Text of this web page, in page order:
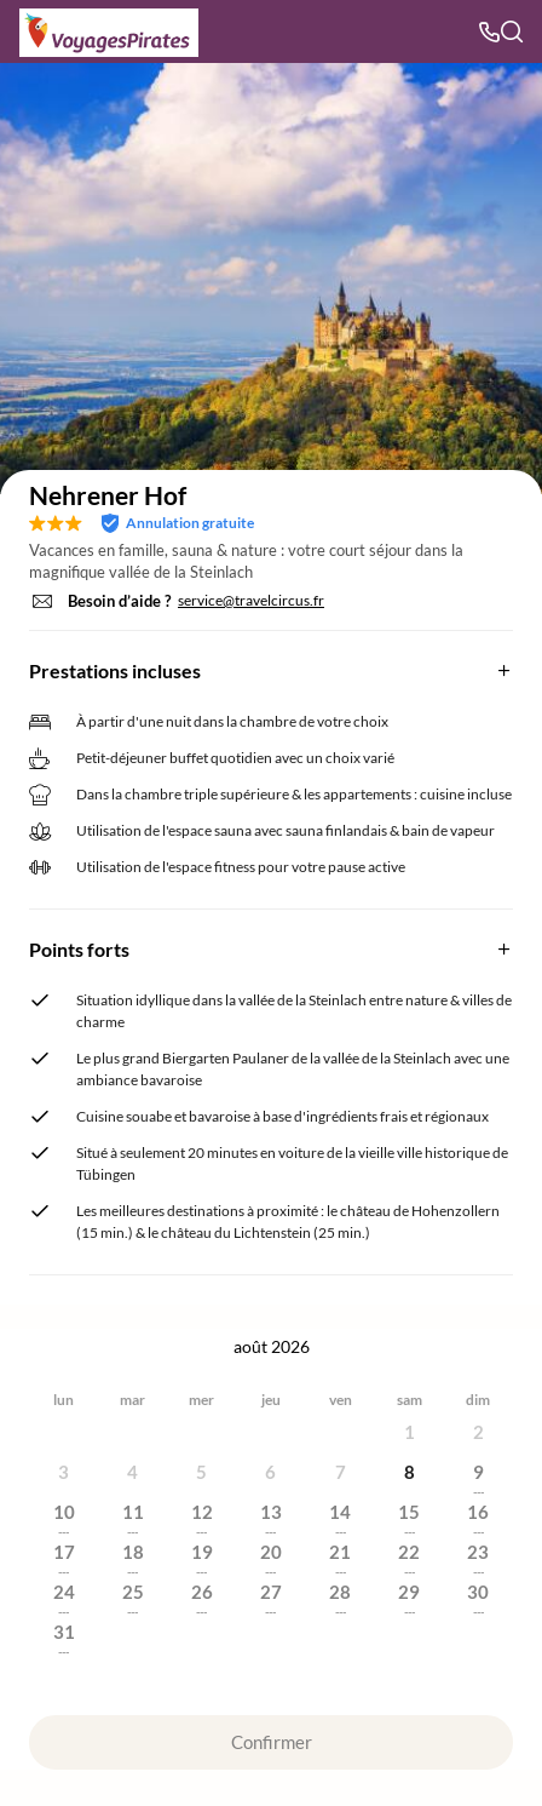
Voir sur la carte
Nehrener Hof
Annulation gratuite
Vacances en famille, sauna & nature : votre court séjour dans la
magnifique vallée de la Steinlach
Besoin d’aide ? service@travelcircus.fr
Prestations incluses
À partir d'une nuit dans la chambre de votre choix
Petit-déjeuner buffet quotidien avec un choix varié
Dans la chambre triple supérieure & les appartements : cuisine incluse
Utilisation de l'espace sauna avec sauna finlandais & bain de vapeur
Utilisation de l'espace fitness pour votre pause active
Points forts
Situation idyllique dans la vallée de la Steinlach entre nature & villes de
charme
Le plus grand Biergarten Paulaner de la vallée de la Steinlach avec une
ambiance bavaroise
Cuisine souabe et bavaroise à base d'ingrédients frais et régionaux
Situé à seulement 20 minutes en voiture de la vieille ville historique de
Tübingen
Les meilleures destinations à proximité : le château de Hohenzollern
(15 min.) & le château du Lichtenstein (25 min.)
août 2026
lun mar mer jeu ven sam dim
1
2
3
4 5 6 7 8 9
---
10
---
11
---
12
---
13
---
14
---
15
---
16
---
17
---
18
---
19
---
20
---
21
---
22
---
23
---
24
---
25
---
26
---
27
---
28
---
29
---
30
---
31
---
Confirmer